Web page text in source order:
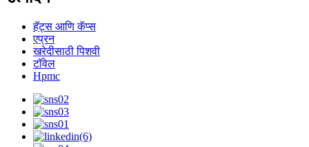
हॅट्स आणि कॅप्स
एप्रन
खरेदीसाठी पिशवी
टॉवेल
Hpmc